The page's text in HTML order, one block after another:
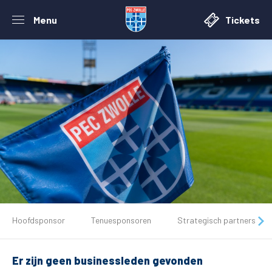
Menu Tickets
Tickets
Matchdays
Hoofdsponsor Tenuesponsoren Strategisch partners
Er zijn geen businessleden gevonden